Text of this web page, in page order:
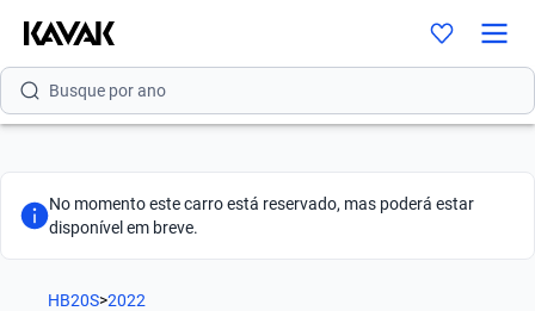
Busque por versão
Busque por ano
No momento este carro está reservado, mas poderá estar
disponível em breve.
HB20S>2022